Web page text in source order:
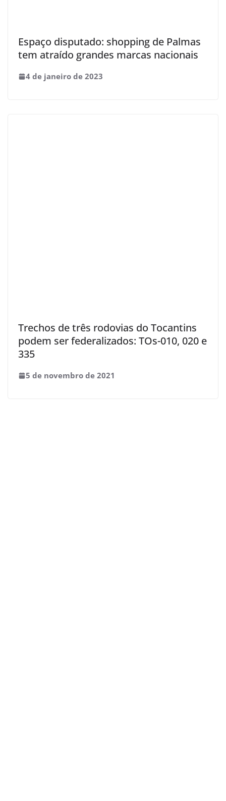
Espaço disputado: shopping de Palmas
tem atraído grandes marcas nacionais
4 de janeiro de 2023
Trechos de três rodovias do Tocantins
podem ser federalizados: TOs-010, 020 e
335
5 de novembro de 2021